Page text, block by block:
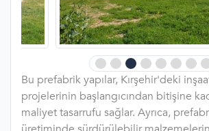
Bu prefabrik yapılar, Kırşehir'deki
projelerinin başlangıcından bitişine
maliyet tasarrufu sağlar. Ayrıca,